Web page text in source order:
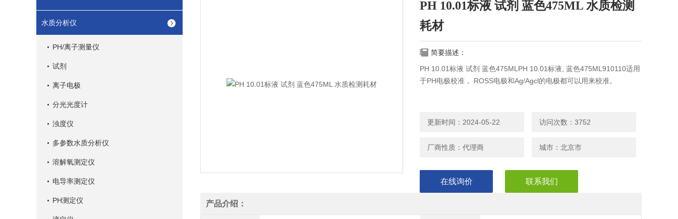
水质分析仪
PH/离子测量仪
试剂
离子电极
分光光度计
浊度仪
多参数水质分析仪
溶解氧测定仪
电导率测定仪
PH测定仪
PH 10.01标液 试剂 蓝色475ML 水质检测
耗材
简要描述：
PH 10.01标液 试剂 蓝色475MLPH 10.01标液, 蓝色475ML910110适用
于PH电极校准， ROSS电极和Ag/Agcl的电极都可以用来校准。
更新时间：2024-05-22 访问次数：3752
厂商性质：代理商 城市：北京市
在线询价 联系我们
产品介绍：